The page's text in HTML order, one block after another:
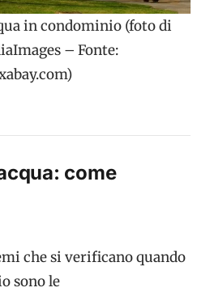
in condominio (foto di
– Fonte:
come
che si verificano quando
sono le